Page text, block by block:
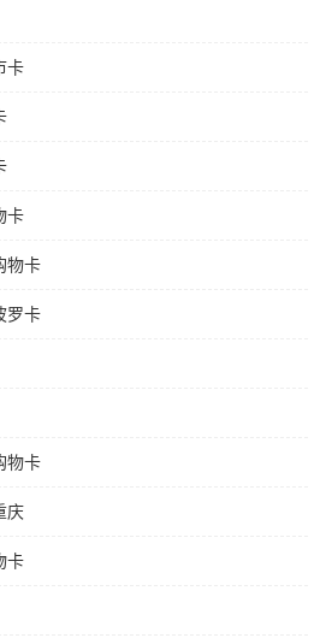
卡
卡
物卡
罗卡
物卡
庆
卡